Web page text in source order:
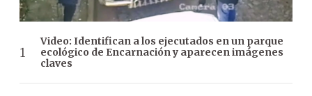
Video: Identifican a los ejecutados en un parque
ecológico de Encarnación y aparecen imágenes
claves